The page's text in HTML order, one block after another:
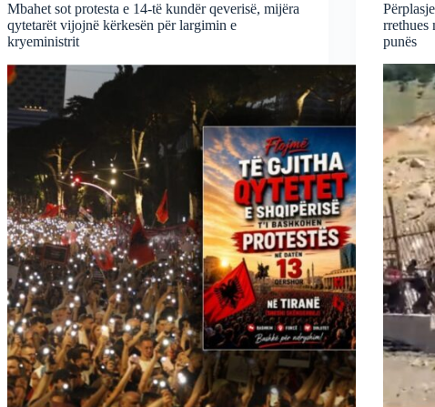
Mbahet sot protesta e 14-të kundër qeverisë, mijëra
qytetarët vijojnë kërkesën për largimin e
kryeministrit
rrethues
punës